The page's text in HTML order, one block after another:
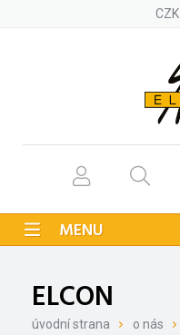
CZK
MENU
ELCON
úvodní strana o nás